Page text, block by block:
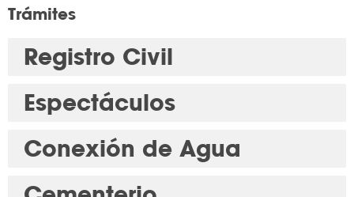
Trámites
Registro Civil
Espectáculos
Conexión de Agua